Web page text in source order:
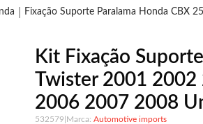
Fixação Suporte Paralama Honda CBX
Kit Fixação
Twister 2001
2006 2007 2008
532579
Automotive imports